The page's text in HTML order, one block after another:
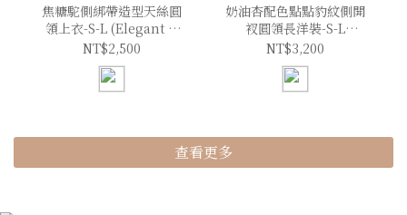
焦糖駝側綁帶造型天絲圓
領上衣-S-L (Elegant &
Love)
NT$2,500
奶油杏配色點點豹紋側開
衩圓領長洋裝-S-L
(Elegant & Love)
NT$3,200
查看更多